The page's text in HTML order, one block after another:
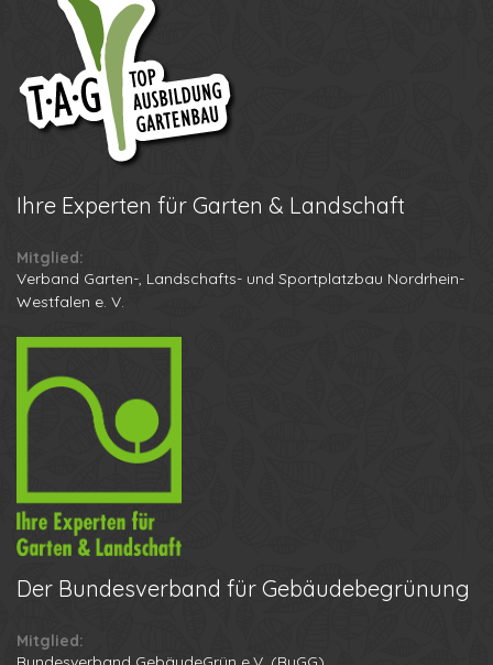
Ihre Experten für Garten & Landschaft
Mitglied:
Verband Garten-, Landschafts- und Sportplatzbau Nordrhein-
Westfalen e. V.
Der Bundesverband für Gebäudebegrünung
Mitglied:
Ihr Name